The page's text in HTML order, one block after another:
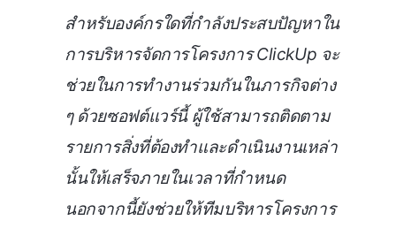
สำหรับองค์กรใดที่กำลังประสบปัญหาใน
การบริหารจัดการโครงการ ClickUp จะ
ช่วยในการทำงานร่วมกันในภารกิจต่าง
ๆ ด้วยซอฟต์แวร์นี้ ผู้ใช้สามารถติดตาม
รายการสิ่งที่ต้องทำและดำเนินงานเหล่า
นั้นให้เสร็จภายในเวลาที่กำหนด
นอกจากนี้ยังช่วยให้ทีมบริหารโครงการ